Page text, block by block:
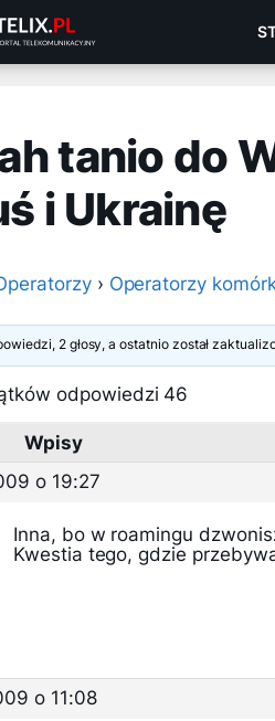
tanio do
i Ukrainę
› Operatorzy
2 głosy, a ostatnio został
odpowiedzi 46
Wpisy
o 19:27
Inna, bo w roamingu
Kwestia tego, gdzie
o 11:08